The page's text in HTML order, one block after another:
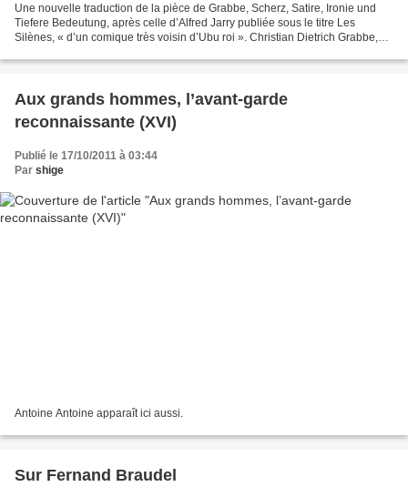
Une nouvelle traduction de la pièce de Grabbe, Scherz, Satire, Ironie und
Tiefere Bedeutung, après celle d’Alfred Jarry publiée sous le titre Les
Silènes, « d’un comique très voisin d’Ubu roi ». Christian Dietrich Grabbe,
Aux grands hommes, l’avant-garde
reconnaissante (XVI)
Publié le 17/10/2011 à 03:44
Par shige
Antoine Antoine apparaît ici aussi.
Sur Fernand Braudel